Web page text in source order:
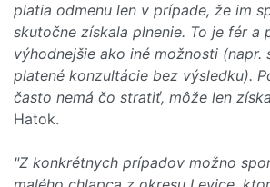
platia odmenu len v prípade, že im
skutočne získala plnenie. To je fér a
výhodnejšie ako iné možnosti (napr.
platené konzultácie bez výsledku).
často nemá čo stratiť, môže len
Hatok.
"Z konkrétnych prípadov možno